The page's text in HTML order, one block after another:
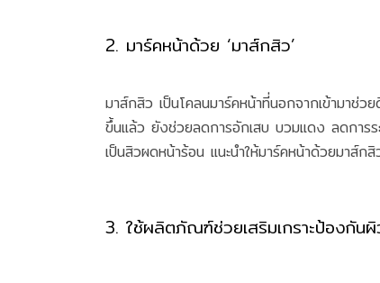
2. มาร์คหน้าด้วย ‘มาส์กสิว’
มาส์กสิว เป็นโคลนมาร์คหน้าที่นอกจากเข้ามาช่
ขึ้นแล้ว ยังช่วยลดการอักเสบ บวมแดง ลดการร
เป็นสิวผดหน้าร้อน แนะนำให้มาร์คหน้าด้วยมาส์
3. ใช้ผลิตภัณฑ์ช่วยเสริมเกราะป้องกัน